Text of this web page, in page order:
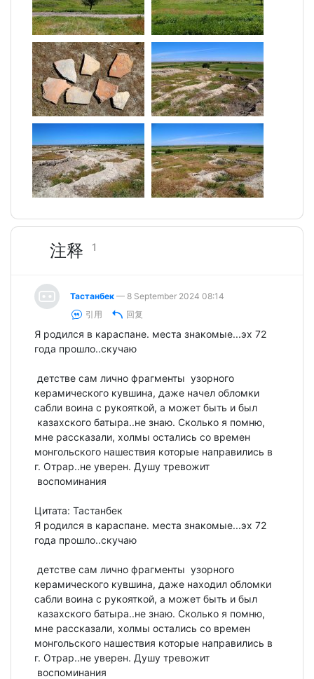
注释 1
Тастанбек — 8 September 2024 08:14
引用
回复
Я родился в караспане. места знакомые...эх 72
года прошло..скучаю
детстве сам лично фрагменты узорного
керамического кувшина, даже начел обломки
сабли воина с рукояткой, а может быть и был
казахского батыра..не знаю. Сколько я помню,
мне рассказали, холмы остались со времен
монгольского нашествия которые направились в
г. Отрар..не уверен. Душу тревожит
воспоминания
Цитата: Тастанбек
Я родился в караспане. места знакомые...эх 72
года прошло..скучаю
детстве сам лично фрагменты узорного
керамического кувшина, даже находил обломки
сабли воина с рукояткой, а может быть и был
казахского батыра..не знаю. Сколько я помню,
мне рассказали, холмы остались со времен
монгольского нашествия которые направились в
г. Отрар..не уверен. Душу тревожит
воспоминания